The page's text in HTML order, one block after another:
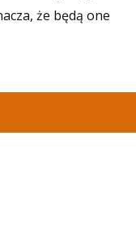
że będą one